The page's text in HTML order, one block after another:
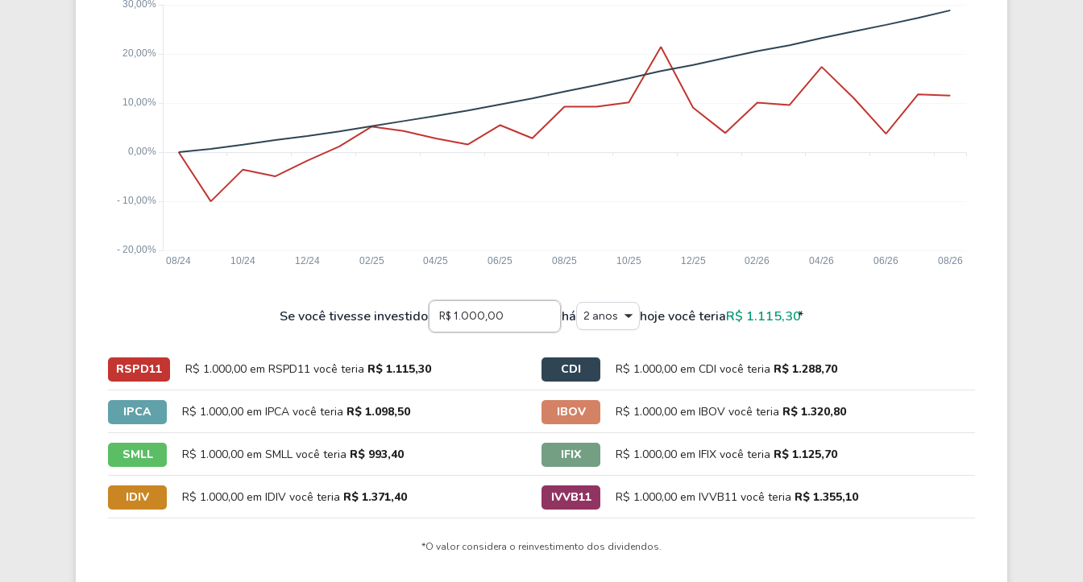
Se você tivesse investido há 2 anos hoje você teriaR$ 1.115,30*
RSPD11 R$ 1.000,00 em RSPD11 você teria R$ 1.115,30 CDI R$ 1.000,00 em CDI você teria R$ 1.288,70
IPCA R$ 1.000,00 em IPCA você teria R$ 1.098,50 IBOV R$ 1.000,00 em IBOV você teria R$ 1.320,80
SMLL R$ 1.000,00 em SMLL você teria R$ 993,40 IFIX R$ 1.000,00 em IFIX você teria R$ 1.125,70
IDIV R$ 1.000,00 em IDIV você teria R$ 1.371,40 IVVB11 R$ 1.000,00 em IVVB11 você teria R$ 1.355,10
*O valor considera o reinvestimento dos dividendos.